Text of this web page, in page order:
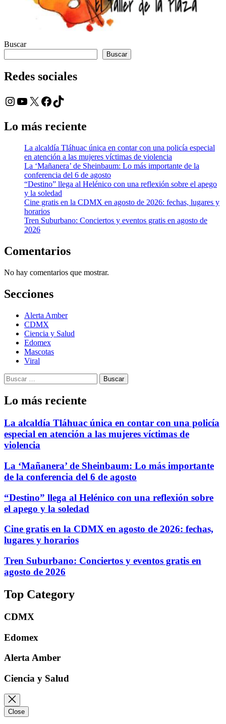
Buscar
Buscar
Redes sociales
Instagram
YouTube
X Facebook
TikTok
Lo más reciente
La alcaldía Tláhuac única en contar con una policía especial
en atención a las mujeres víctimas de violencia
La ‘Mañanera’ de Sheinbaum: Lo más importante de la
conferencia del 6 de agosto
“Destino” llega al Helénico con una reflexión sobre el apego
y la soledad
Cine gratis en la CDMX en agosto de 2026: fechas, lugares y
horarios
Tren Suburbano: Conciertos y eventos gratis en agosto de
2026
Comentarios
No hay comentarios que mostrar.
Secciones
Alerta Amber
CDMX
Ciencia y Salud
Edomex
Mascotas
Viral
Buscar:
Lo más reciente
La alcaldía Tláhuac única en contar con una policía
especial en atención a las mujeres víctimas de
violencia
La ‘Mañanera’ de Sheinbaum: Lo más importante
de la conferencia del 6 de agosto
“Destino” llega al Helénico con una reflexión sobre
el apego y la soledad
Cine gratis en la CDMX en agosto de 2026: fechas,
lugares y horarios
Tren Suburbano: Conciertos y eventos gratis en
agosto de 2026
Top Category
CDMX
Edomex
Alerta Amber
Ciencia y Salud
Close